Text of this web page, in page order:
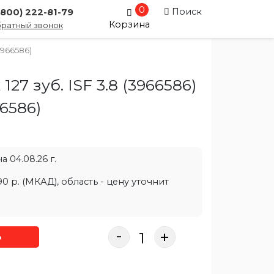
222-81-79
звонок
0
Корзина
Поиск
зуб. ISF 3.8 (3966586)
)
04.08.26 г.
р. (МКАД), область - цену уточнит
- +